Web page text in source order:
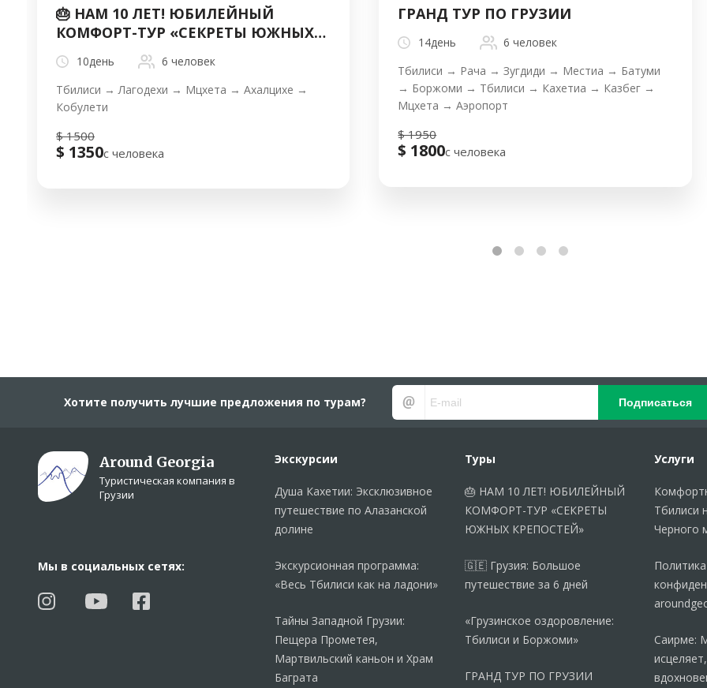
🎂 НАМ 10 ЛЕТ! ЮБИЛЕЙНЫЙ
КОМФОРТ-ТУР «СЕКРЕТЫ ЮЖНЫХ
КРЕПОСТЕЙ»
10день
6 человек
Тбилиси → Лагодехи → Мцхета → Ахалцихе →
Кобулети
$ 1500
$ 1350с человека
ГРАНД ТУР ПО ГРУЗИИ
14день
6 человек
Тбилиси → Рача → Зугдиди → Местиа → Батуми
→ Боржоми → Тбилиси → Кахетиа → Казбег →
Мцхета → Аэропорт
$ 1950
$ 1800с человека
Хотите получить лучшие предложения по турам? Подписаться
Around Georgia
Туристическая компания в
Грузии
Мы в социальных сетях:
Экскурсии
Душа Кахетии: Эксклюзивное
путешествие по Алазанской
долине
Экскурсионная программа:
«Весь Тбилиси как на ладони»
Тайны Западной Грузии:
Пещера Прометея,
Мартвильский каньон и Храм
Баграта
Туры
🎂 НАМ 10 ЛЕТ! ЮБИЛЕЙНЫЙ
КОМФОРТ-ТУР «СЕКРЕТЫ
ЮЖНЫХ КРЕПОСТЕЙ»
🇬🇪 Грузия: Большое
путешествие за 6 дней
«Грузинское оздоровление:
Тбилиси и Боржоми»
ГРАНД ТУР ПО ГРУЗИИ
Услуги
Тбилиси
Черного
Политика
Саирме: